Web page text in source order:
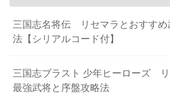
三国志名将伝 リセマラとおすすめ
法【シリアルコード付】
三国志ブラスト 少年ヒーローズ
最強武将と序盤攻略法